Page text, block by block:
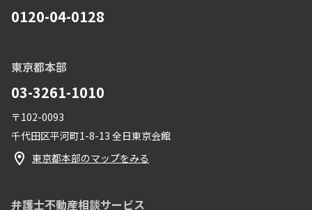
0120-04-0128
東京都本部
03-3261-1010
〒102-0093
千代田区平河町1-8-13 全日東京会館
東京都本部のマップをみる
弁護士不動産相談サービス